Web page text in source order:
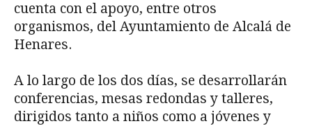
cuenta con el apoyo, entre otros
organismos, del Ayuntamiento de Alcalá de
Henares.
A lo largo de los dos días, se desarrollarán
conferencias, mesas redondas y talleres,
dirigidos tanto a niños como a jóvenes y